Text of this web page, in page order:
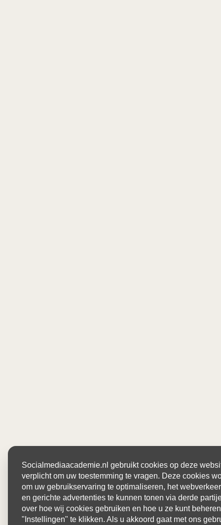
Socialmediaacademie.nl gebruikt cookies op deze
verplicht om uw toestemming te vragen. Deze cookies
om uw gebruikservaring te optimaliseren, het
en gerichte advertenties te kunnen tonen via derde
over hoe wij cookies gebruiken en hoe u ze kunt
"Instellingen" te klikken. Als u akkoord gaat met ons